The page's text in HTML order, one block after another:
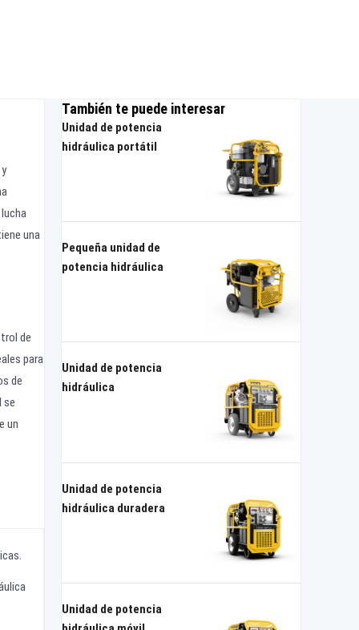
una
de
para
de
se
un
También te puede interesar
Unidad de potencia
hidráulica portátil
Pequeña unidad de
potencia hidráulica
Unidad de potencia
hidráulica
Unidad de potencia
hidráulica duradera
Unidad de potencia